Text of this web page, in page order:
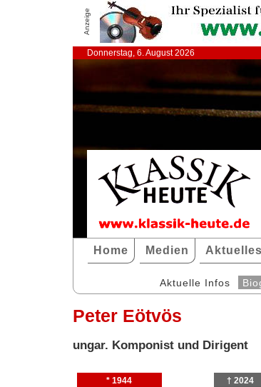
Anzeige
Donnerstag, 6. August 2026
Home Medien Aktuelles
Aktuelle Infos
Peter Eötvös
ungar. Komponist und Dirigent
* 1944 † 2024